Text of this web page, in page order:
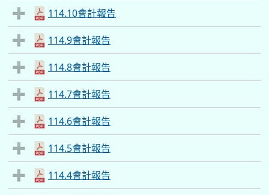
114.10會計報告
114.9會計報告
114.8會計報告
114.7會計報告
114.6會計報告
114.5會計報告
114.4會計報告